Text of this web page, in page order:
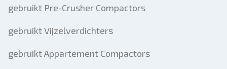
gebruikt Pre-Crusher Compactors
gebruikt Vijzelverdichters
gebruikt Appartement Compactors